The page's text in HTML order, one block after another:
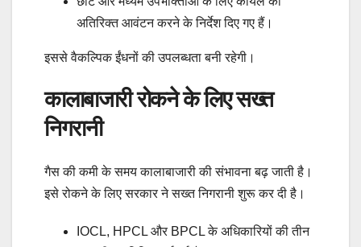
अतिरिक्त आवंटन करने के निर्देश दिए गए हैं।
इससे वैकल्पिक ईंधनों की उपलब्धता बनी रहेगी।
कालाबाजारी रोकने के लिए सख्त
निगरानी
गैस की कमी के समय कालाबाजारी की संभावना बढ़ जाती है।
इसे रोकने के लिए सरकार ने सख्त निगरानी शुरू कर दी है।
IOCL, HPCL और BPCL के अधिकारियों की तीन